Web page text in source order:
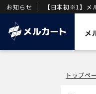
お知らせ 【日本初※1】メ
メ
トップペ